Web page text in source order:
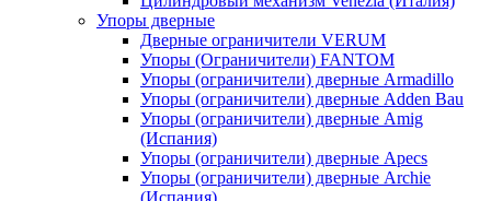
Упоры дверные
Дверные ограничители VERUM
Упоры (Ограничители) FANTOM
Упоры (ограничители) дверные Armadillo
Упоры (ограничители) дверные Adden Bau
Упоры (ограничители) дверные Amig
(Испания)
Упоры (ограничители) дверные Apecs
Упоры (ограничители) дверные Archie
(Испания)